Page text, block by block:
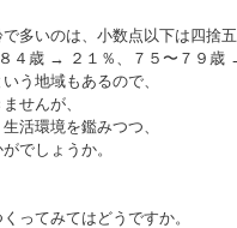
多いのは、小数点以下は四捨
４歳 → ２１％、７５〜７９歳
う地域もあるので、
せんが、
活環境を鑑みつつ、
でしょうか。
ってみてはどうですか。